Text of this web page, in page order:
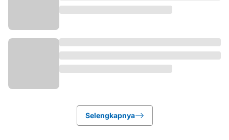
Selengkapnya